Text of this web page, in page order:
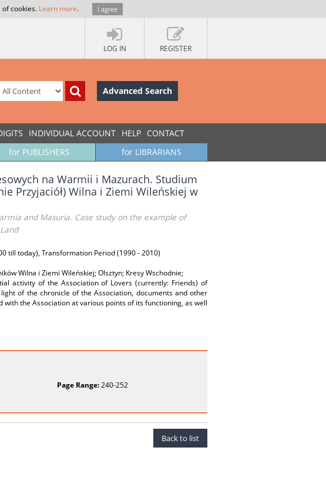
cookies. Learn more. I agree
LOG IN REGISTER
Advanced Search
INDIVIDUAL ACCOUNT HELP CONTACT
for LIBRARIANS
for PUBLISHERS
na Warmii i Mazurach. Studium
Przyjaciół) Wilna i Ziemi Wileńskiej w
and Masuria. Case study on the example of
till today), Transformation Period (1990 - 2010)
Wilna i Ziemi Wileńskiej; Olsztyn; Kresy Wschodnie;
activity of the Association of Lovers (currently: Friends) of
of the chronicle of the Association, documents and other
the Association at various points of its functioning, as well
Page Range:240-252
Back to list